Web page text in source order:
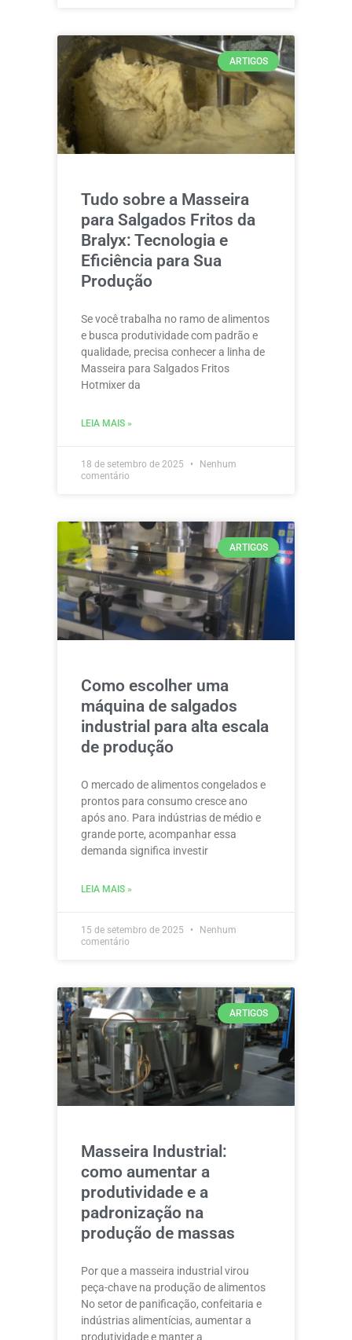
ARTIGOS
Tudo sobre a Masseira
para Salgados Fritos da
Bralyx: Tecnologia e
Eficiência para Sua
Produção
Se você trabalha no ramo de alimentos
e busca produtividade com padrão e
qualidade, precisa conhecer a linha de
Masseira para Salgados Fritos
Hotmixer da
LEIA MAIS »
18 de setembro de 2025
Nenhum
comentário
ARTIGOS
Como escolher uma
máquina de salgados
industrial para alta escala
de produção
O mercado de alimentos congelados e
prontos para consumo cresce ano
após ano. Para indústrias de médio e
grande porte, acompanhar essa
demanda significa investir
LEIA MAIS »
15 de setembro de 2025
Nenhum
comentário
ARTIGOS
Masseira Industrial:
como aumentar a
produtividade e a
padronização na
produção de massas
Por que a masseira industrial virou
peça-chave na produção de alimentos
No setor de panificação, confeitaria e
indústrias alimentícias, aumentar a
produtividade e manter a